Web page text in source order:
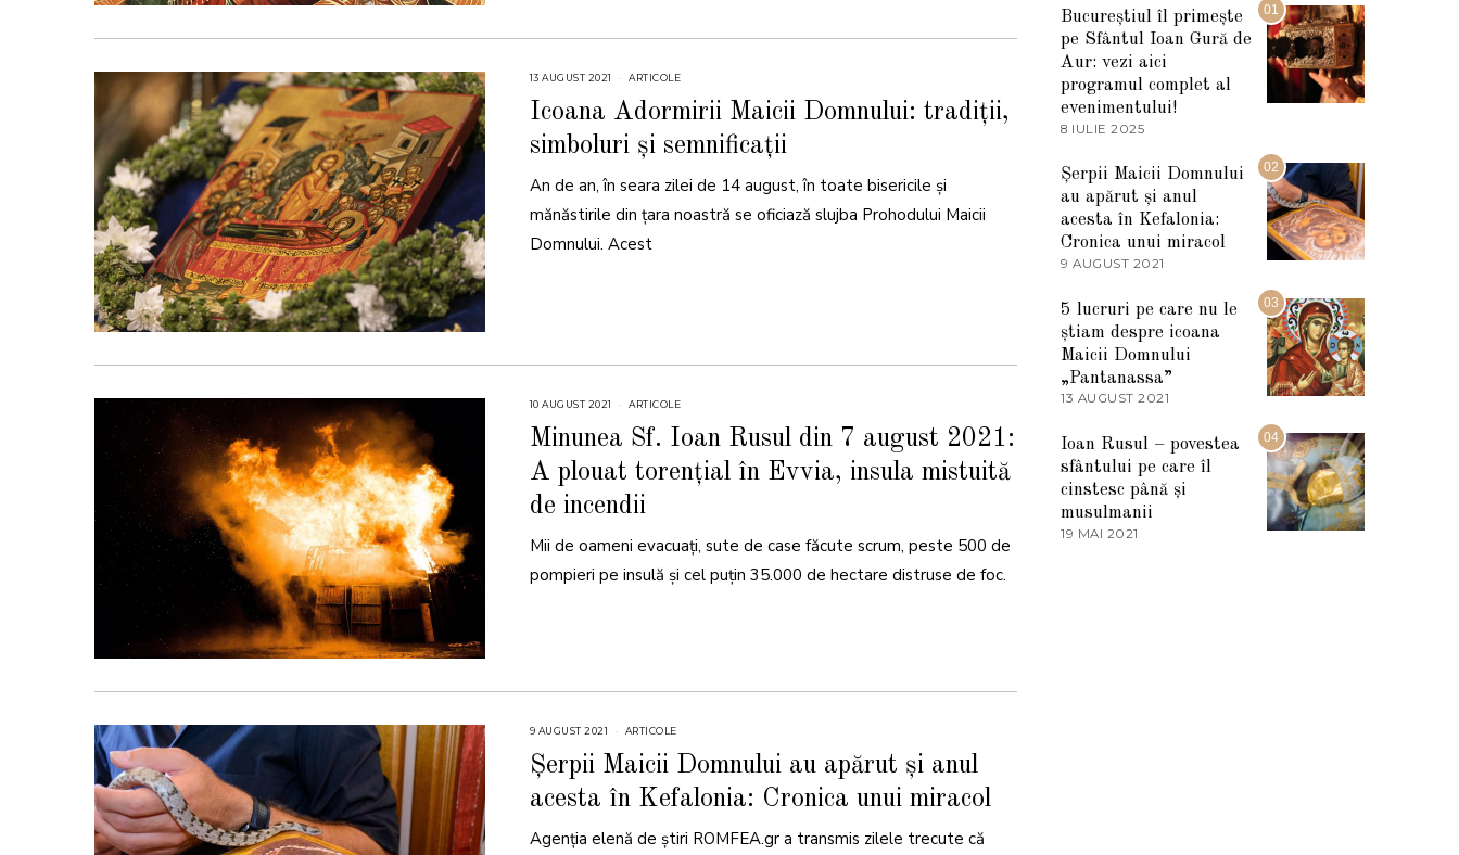
13 AUGUST 2021
N
O
E
M
R
I
2
2
ARTICOLE
Icoana Adormirii Maicii Domnului: tradiții,
simboluri și semnificații
An de an, în seara zilei de 14 august, în toate bisericile și
mănăstirile din țara noastră se oficiază slujba Prohodului Maicii
Domnului. Acest
10 AUGUST 2021
A
U
U
S
1
ARTICOLE
Minunea Sf. Ioan Rusul din 7 august 2021:
A plouat torențial în Evvia, insula mistuită
de incendii
Mii de oameni evacuați, sute de case făcute scrum, peste 500 de
pompieri pe insulă și cel puţin 35.000 de hectare distruse de foc.
9 AUGUST 2021
M
A
T
I
2
0
ARTICOLE
Șerpii Maicii Domnului au apărut și anul
acesta în Kefalonia: Cronica unui miracol
Agenția elenă de știri ROMFEA.gr a transmis zilele trecute că
01
Bucureștiul îl primește
pe Sfântul Ioan Gură de
Aur: vezi aici
programul complet al
evenimentului!
8 IULIE 2025
U
L
I
2
0
02
Șerpii Maicii Domnului
au apărut și anul
acesta în Kefalonia:
Cronica unui miracol
9 AUGUST 2021
A
R
T
I
2
2
2
03
5 lucruri pe care nu le
știam despre icoana
Maicii Domnului
„Pantanassa”
13 AUGUST 2021
U
G
U
S
04
Ioan Rusul – povestea
sfântului pe care îl
cinstesc până și
musulmanii
19 MAI 2021